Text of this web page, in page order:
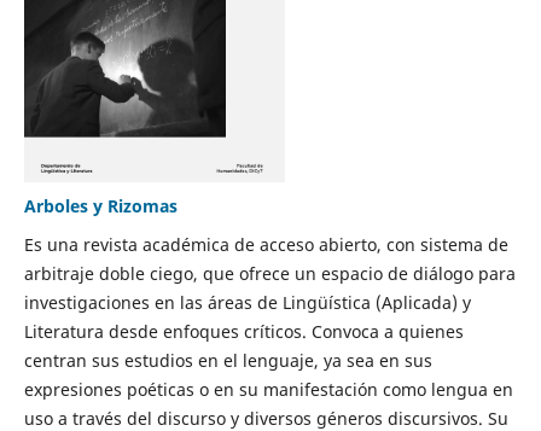
Arboles y Rizomas
Es una revista académica de acceso abierto, con sistema de
arbitraje doble ciego, que ofrece un espacio de diálogo para
investigaciones en las áreas de Lingüística (Aplicada) y
Literatura desde enfoques críticos. Convoca a quienes
centran sus estudios en el lenguaje, ya sea en sus
expresiones poéticas o en su manifestación como lengua en
uso a través del discurso y diversos géneros discursivos. Su